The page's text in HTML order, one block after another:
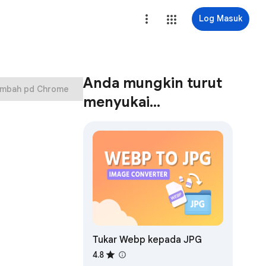
Log Masuk
pd Chrome
Anda mungkin turut
menyukai...
Tukar Webp kepada JPG
4.8